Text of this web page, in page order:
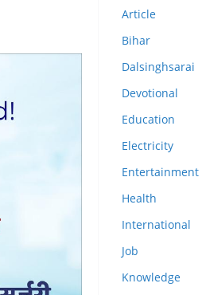
Article
Bihar
Dalsinghsarai
Devotional
Education
Electricity
Entertainment
Health
International
Job
Knowledge